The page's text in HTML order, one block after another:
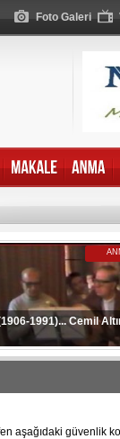
Foto Galeri
1991)... Cemil
aşağıdaki güvenlik